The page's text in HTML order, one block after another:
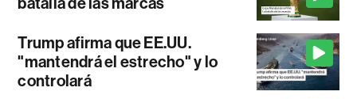
Trump afirma que EE.UU.
"mantendrá el estrecho" y lo
controlará